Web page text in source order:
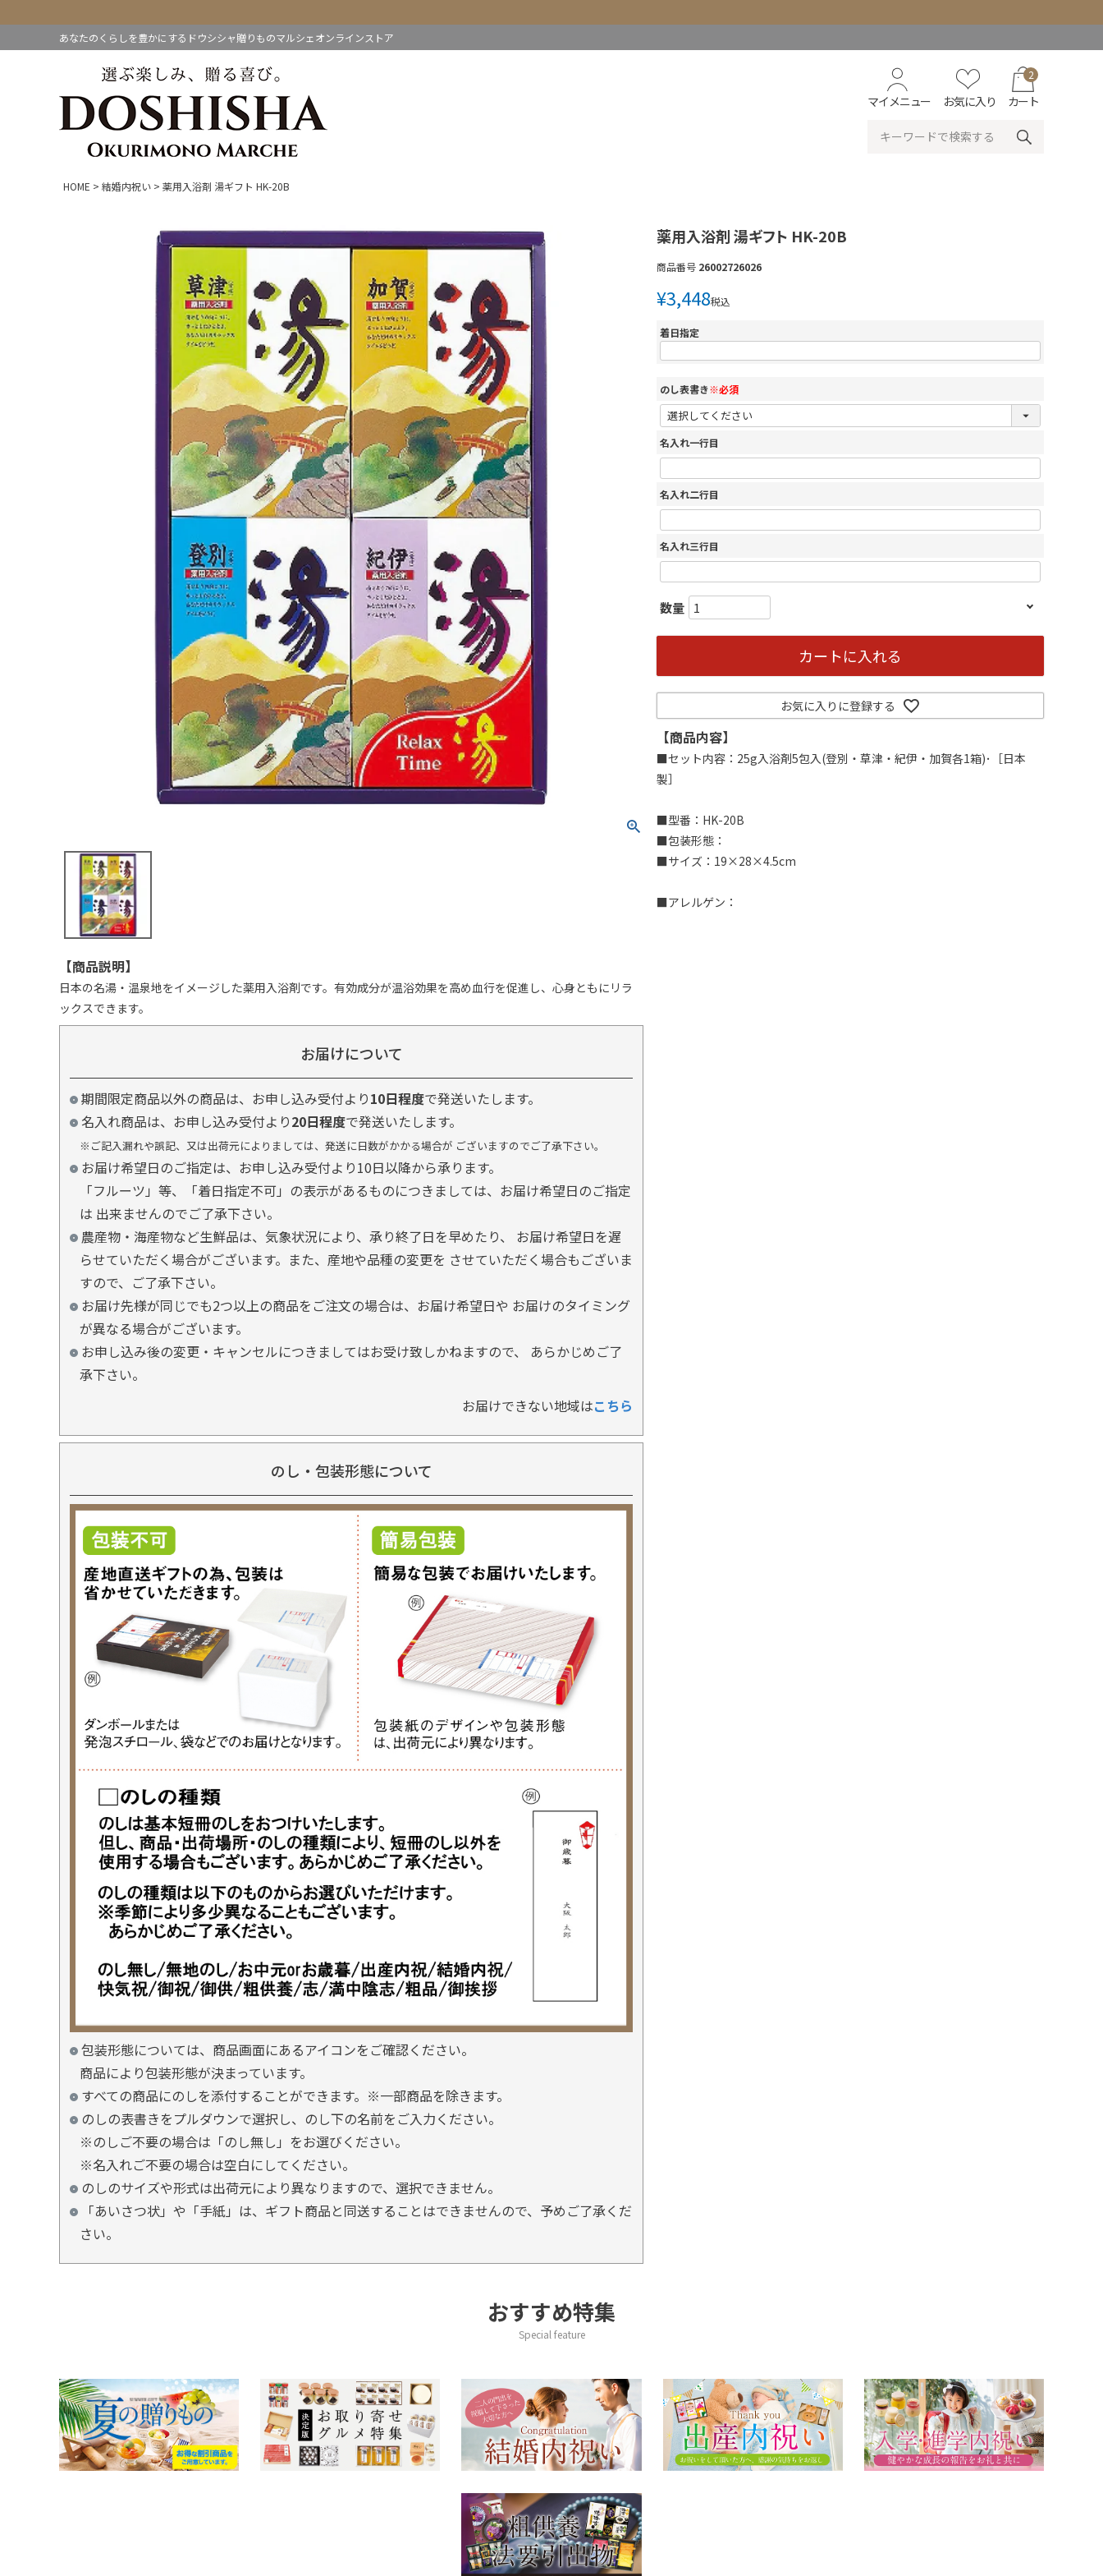
あなたのくらしを豊かにするドウシシャ贈りものマルシェオンラインストア
マイメニュー お気に入り
2
カート
HOME 結婚内祝い 薬用入浴剤 湯ギフト HK-20B
【商品説明】
日本の名湯・温泉地をイメージした薬用入浴剤です。有効成分が温浴効果を高め血行を促進し、心身ともにリラ
ックスできます。
お届けについて
期間限定商品以外の商品は、お申し込み受付より10日程度で発送いたします。
名入れ商品は、お申し込み受付より20日程度で発送いたします。
※ご記入漏れや誤記、又は出荷元によりましては、発送に日数がかかる場合が ございますのでご了承下さい。
お届け希望日のご指定は、お申し込み受付より10日以降から承ります。
「フルーツ」等、「着日指定不可」の表示があるものにつきましては、お届け希望日のご指定
は 出来ませんのでご了承下さい。
農産物・海産物など生鮮品は、気象状況により、承り終了日を早めたり、 お届け希望日を遅
らせていただく場合がございます。また、産地や品種の変更を させていただく場合もございま
すので、ご了承下さい。
お届け先様が同じでも2つ以上の商品をご注文の場合は、お届け希望日や お届けのタイミング
が異なる場合がございます。
お申し込み後の変更・キャンセルにつきましてはお受け致しかねますので、 あらかじめご了
承下さい。
お届けできない地域はこちら
のし・包装形態について
包装形態については、商品画面にあるアイコンをご確認ください。
商品により包装形態が決まっています。
すべての商品にのしを添付することができます。※一部商品を除きます。
のしの表書きをプルダウンで選択し、のし下の名前をご入力ください。
※のしご不要の場合は「のし無し」をお選びください。
※名入れご不要の場合は空白にしてください。
のしのサイズや形式は出荷元により異なりますので、選択できません。
「あいさつ状」や「手紙」は、ギフト商品と同送することはできませんので、予めご了承くだ
さい。
薬用入浴剤 湯ギフト HK-20B
商品番号 26002726026
¥3,448税込
着日指定
のし表書き※必須
名入れ一行目
名入れ二行目
名入れ三行目
カートに入れる
お気に入りに登録する
【商品内容】
■セット内容：25g入浴剤5包入(登別・草津・紀伊・加賀各1箱)･［日本
製］
■型番：HK-20B
■包装形態：
■サイズ：19×28×4.5cm
■アレルゲン：
おすすめ特集
Special feature